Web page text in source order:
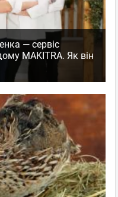
— сервіс
MAKITRA. Як він